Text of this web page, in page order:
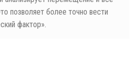
позволяет более точно вести
фактор».